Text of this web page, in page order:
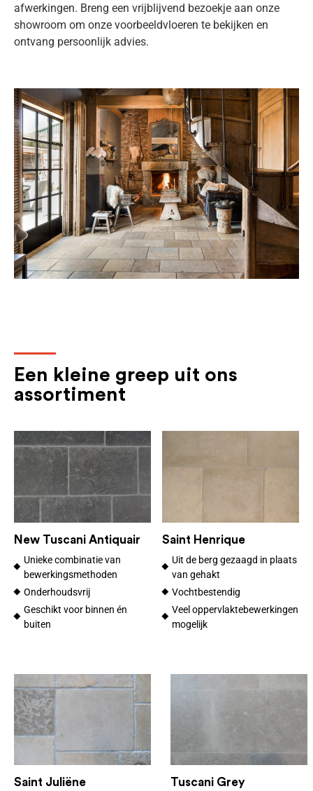
afwerkingen. Breng een vrijblijvend bezoekje aan onze
showroom om onze voorbeeldvloeren te bekijken en
ontvang persoonlijk advies.
Een kleine greep uit ons
assortiment
New Tuscani Antiquair
Unieke combinatie van
bewerkingsmethoden
Onderhoudsvrij
Geschikt voor binnen én
buiten
Saint Henrique
Uit de berg gezaagd in plaats
van gehakt
Vochtbestendig
Veel oppervlaktebewerkingen
mogelijk
Saint Juliëne Tuscani Grey